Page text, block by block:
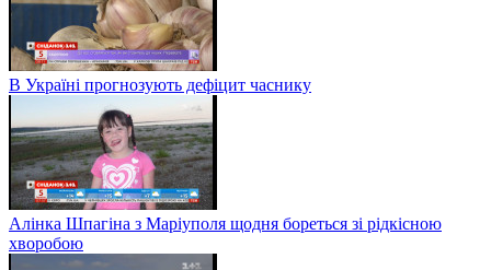
В Україні прогнозують дефіцит часнику
Алінка Шпагіна з Маріуполя щодня бореться зі рідкісною
хворобою